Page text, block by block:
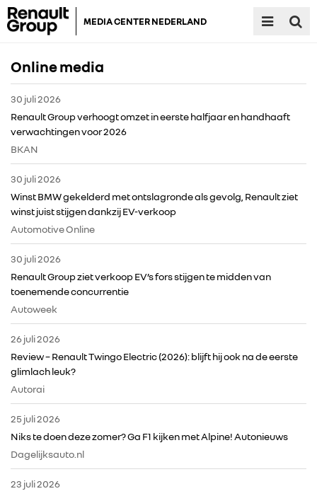
MEDIA CENTER NEDERLAND
Online media
30 juli 2026
Renault Group verhoogt omzet in eerste halfjaar en handhaaft
verwachtingen voor 2026
BKAN
30 juli 2026
Winst BMW gekelderd met ontslagronde als gevolg, Renault ziet
winst juist stijgen dankzij EV-verkoop
Automotive Online
30 juli 2026
Renault Group ziet verkoop EV’s fors stijgen te midden van
toenemende concurrentie
Autoweek
26 juli 2026
Review – Renault Twingo Electric (2026): blijft hij ook na de eerste
glimlach leuk?
Autorai
25 juli 2026
Niks te doen deze zomer? Ga F1 kijken met Alpine! Autonieuws
Dagelijksauto.nl
23 juli 2026